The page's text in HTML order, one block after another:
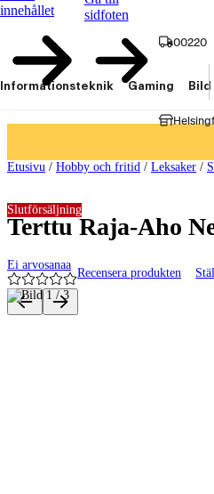
innehållet
sidfoten
00220
Informationsteknik Gaming Bild
Etusivu / Hobby och fritid / Leksaker /
Terttu Raja-Aho
Ei arvosanaa
Recensera produkten
Slutförsäljning
Produktbilder och videor